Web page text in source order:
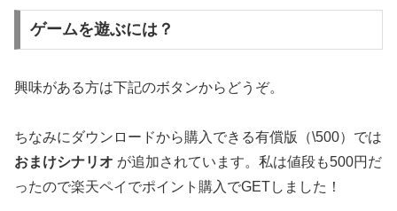
ゲームを遊ぶには？
興味がある方は下記のボタンからどうぞ。
ちなみにダウンロードから購入できる有償版（\500）では
おまけシナリオ が追加されています。私は値段も500円だ
ったので楽天ペイでポイント購入でGETしました！